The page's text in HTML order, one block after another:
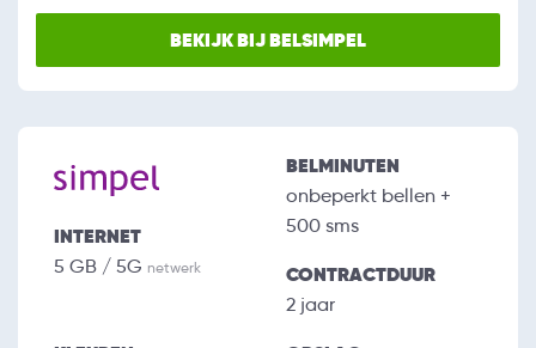
BEKIJK BIJ BELSIMPEL
INTERNET
5 GB / 5G netwerk
BELMINUTEN
onbeperkt bellen +
500 sms
CONTRACTDUUR
2 jaar